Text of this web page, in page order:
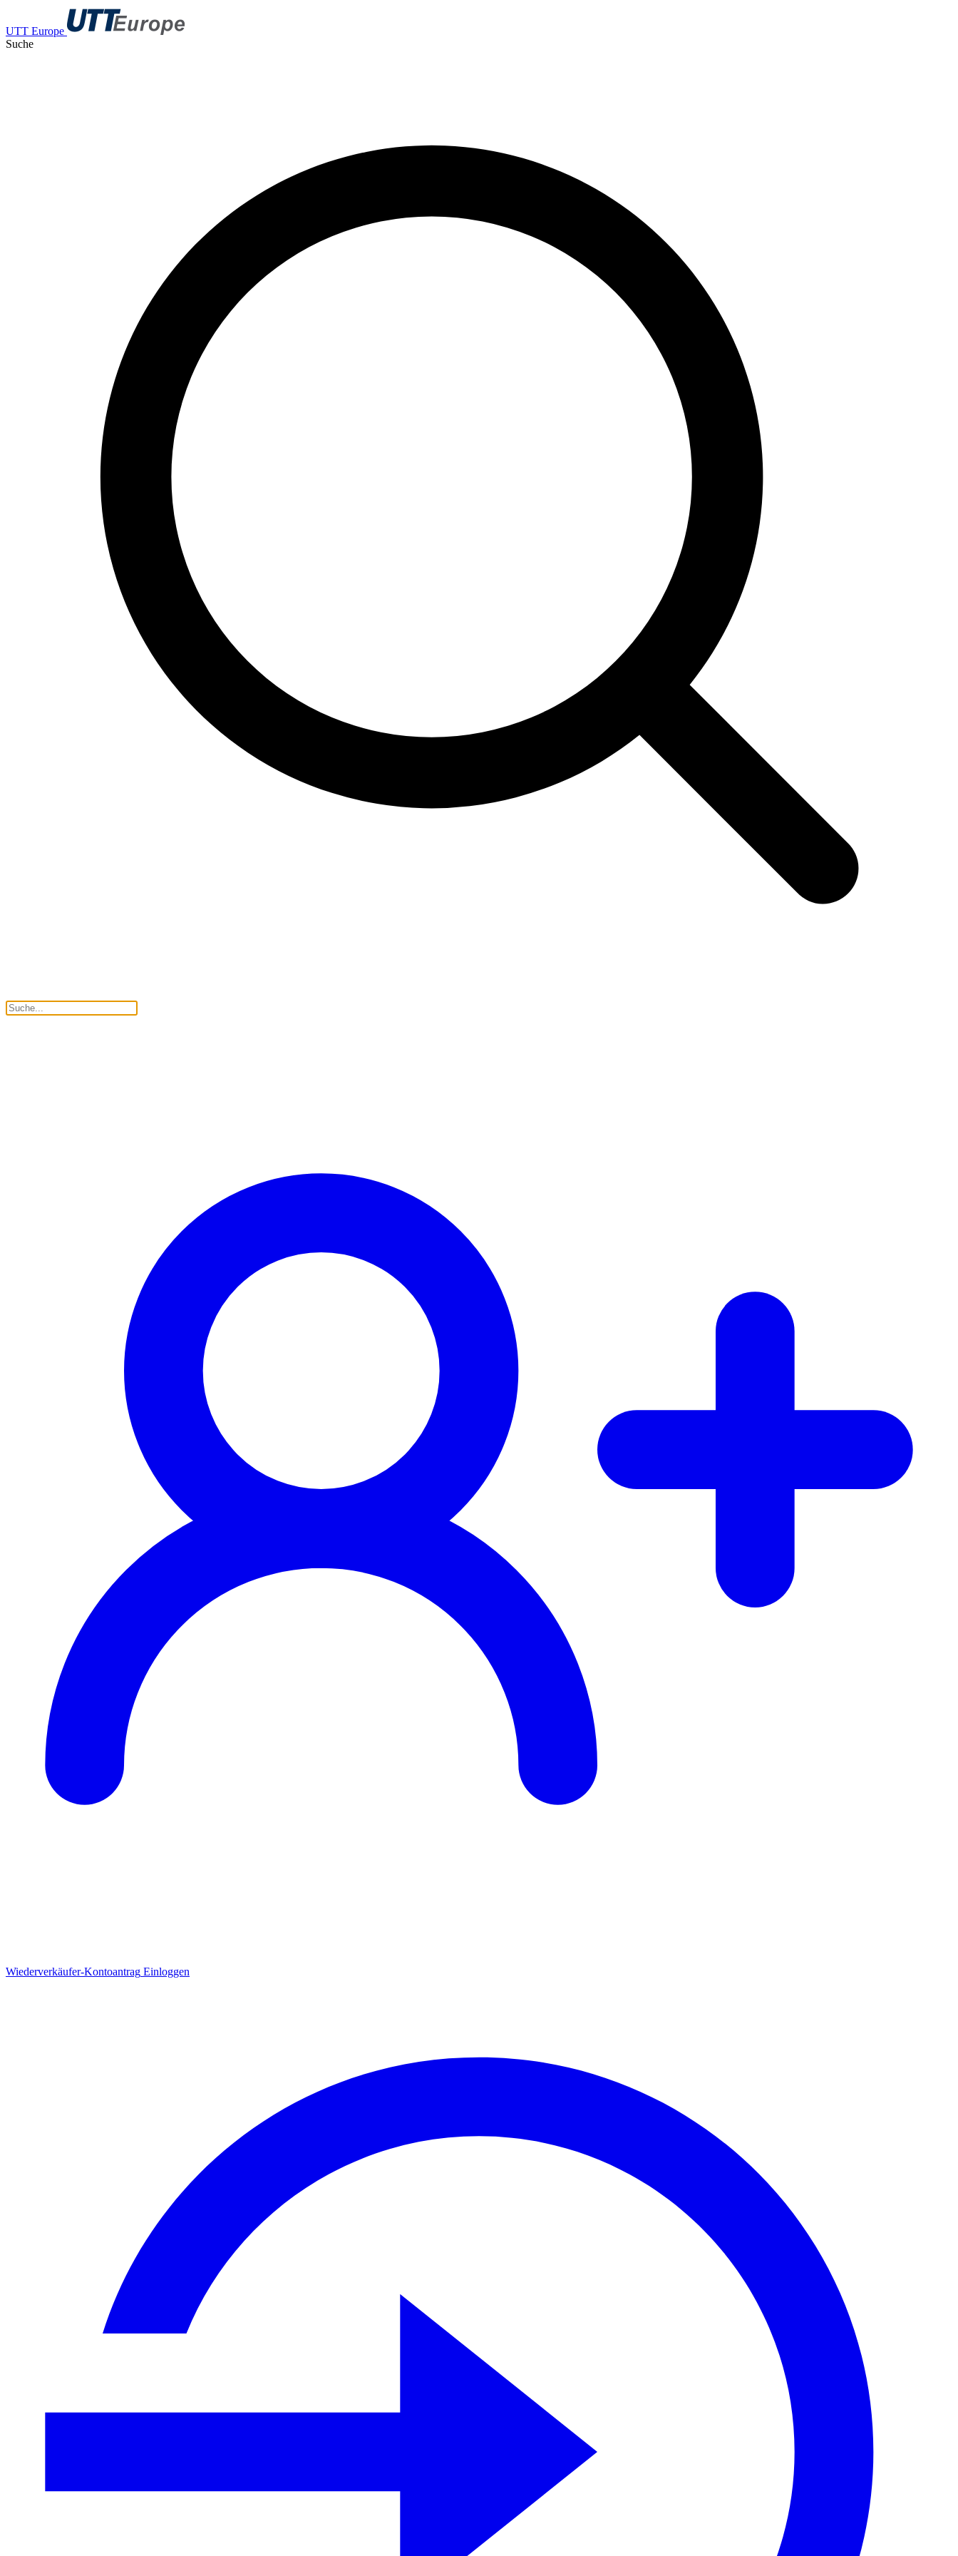
UTT Europe
Suche
Wiederverkäufer-Kontoantrag Einloggen